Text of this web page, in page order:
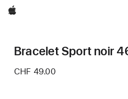
Apple
Bracelet Sport noir
CHF 49.00